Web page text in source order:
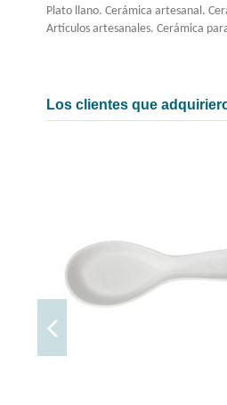
Plato llano. Cerámica artesanal.
Artículos artesanales. Cerámica
Los clientes que